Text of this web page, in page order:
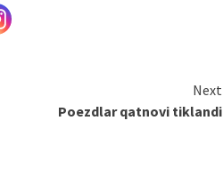
Next
Poezdlar qatnovi tiklandi